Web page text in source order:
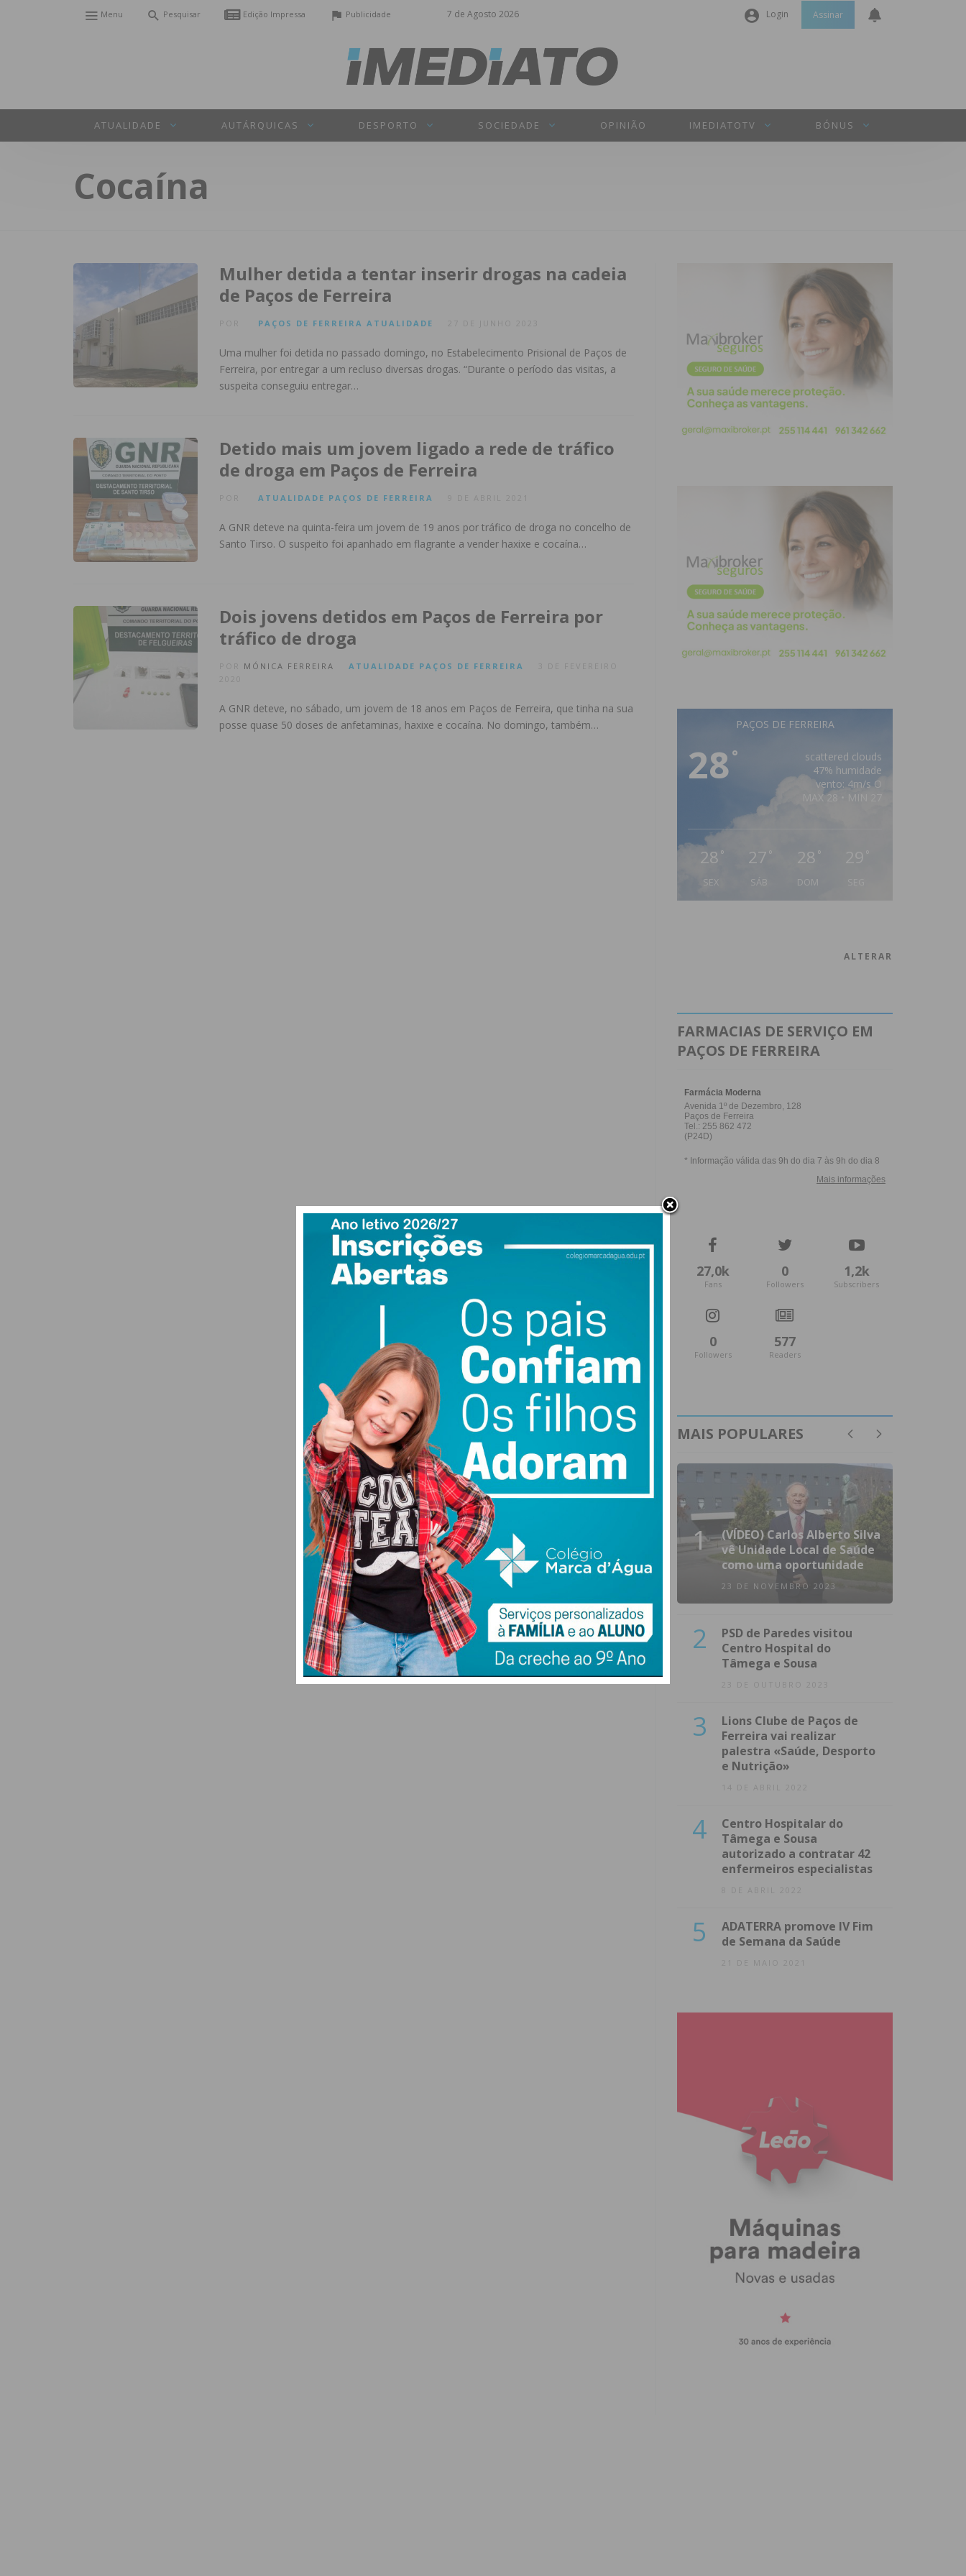
7 de Agosto 2026
Menu Pesquisar Edição Impressa Publicidade Login Assinar
ATUALIDADE AUTÁRQUICAS DESPORTO SOCIEDADE OPINIÃO IMEDIATOTV BÓNUS
Cocaína
Mulher detida a tentar inserir drogas na cadeia
de Paços de Ferreira
PAÇOS DE FERREIRA ATUALIDADE 27 DE JUNHO 2023
Uma mulher foi detida no passado domingo, no Estabelecimento Prisional de Paços de
Ferreira, por entregar a um recluso diversas drogas. “Durante o período das visitas, a
suspeita conseguiu entregar…
Detido mais um jovem ligado a rede de tráfico
de droga em Paços de Ferreira
ATUALIDADE PAÇOS DE FERREIRA 9 DE ABRIL 2021
A GNR deteve na quinta-feira um jovem de 19 anos por tráfico de droga no concelho de
Santo Tirso. O suspeito foi apanhado em flagrante a vender haxixe e cocaína…
Dois jovens detidos em Paços de Ferreira por
tráfico de droga
MÓNICA FERREIRA ATUALIDADE PAÇOS DE FERREIRA
A GNR deteve, no sábado, um jovem de 18 anos em Paços de Ferreira, que tinha na sua
posse quase 50 doses de anfetaminas, haxixe e cocaína. No domingo, também…
PAÇOS DE FERREIRA
28°
scattered clouds
47% humidade
vento: 4m/s O
MAX 28 • MIN 27
28 °
SEX
27 °
SÁB
28 °
DOM
29 °
ALTERAR
FARMACIAS DE SERVIÇO EM
PAÇOS DE FERREIRA
27,0k
Fans
0
Followers
1,2k
Subscribers
0
Followers
577
Readers
MAIS POPULARES
1
(VÍDEO) Carlos Alberto Silva
vê Unidade Local de Saúde
como uma oportunidade
23 DE NOVEMBRO 2023
2
PSD de Paredes visitou
Centro Hospital do
Tâmega e Sousa
23 DE OUTUBRO 2023
3
Lions Clube de Paços de
Ferreira vai realizar
palestra «Saúde, Desporto
e Nutrição»
14 DE ABRIL 2022
4
Centro Hospitalar do
Tâmega e Sousa
autorizado a contratar 42
enfermeiros especialistas
8 DE ABRIL 2022
5
ADATERRA promove IV Fim
de Semana da Saúde
21 DE MAIO 2021